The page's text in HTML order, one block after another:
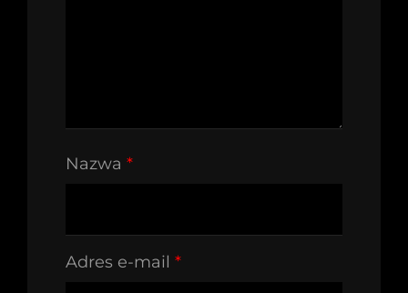
Nazwa *
Adres e-mail *